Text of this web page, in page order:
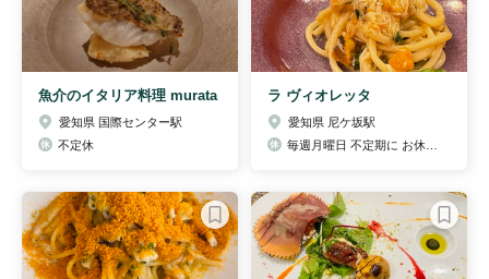
魚介のイタリア料理 murata
愛知県 国際センター駅
不定休
ラ ヴィオレッタ
愛知県 尼ケ坂駅